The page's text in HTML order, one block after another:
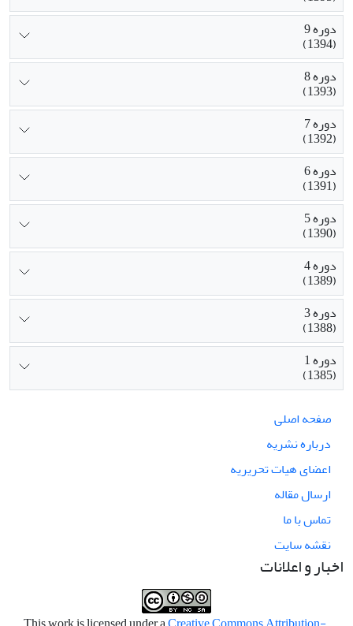
دوره 9
(1394)
دوره 8
(1393)
دوره 7
(1392)
دوره 6
(1391)
دوره 5
(1390)
دوره 4
(1389)
دوره 3
(1388)
دوره 1
(1385)
صفحه اصلی
درباره نشریه
اعضای هیات تحریریه
ارسال مقاله
تماس با ما
نقشه سایت
اخبار و اعلانات